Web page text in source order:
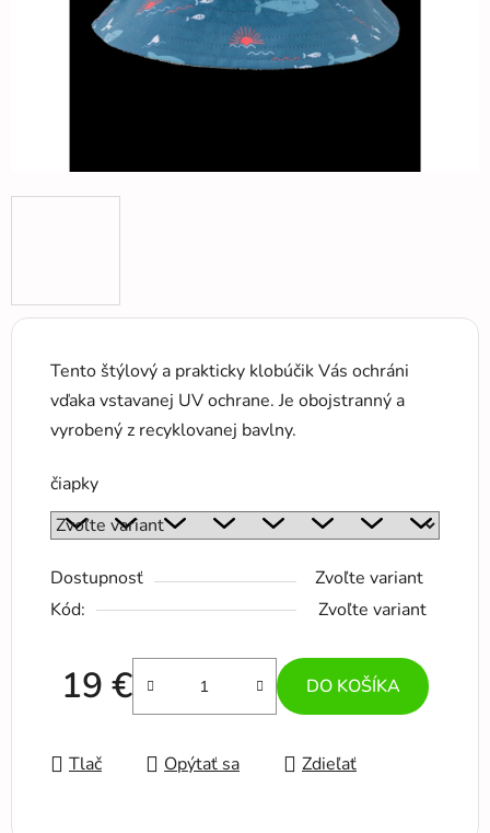
Tento štýlový a prakticky klobúčik Vás ochráni
vďaka vstavanej UV ochrane. Je obojstranný a
vyrobený z recyklovanej bavlny.
čiapky
Dostupnosť
Zvoľte variant
Kód:
Zvoľte variant
19 €
Jednotková cena:
DO KOŠÍKA
Tlač Opýtať sa Zdieľať